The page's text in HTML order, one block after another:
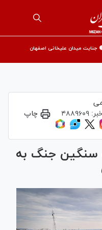
جنایت میدان علیخانی اصفهان
۴۸۸۹۶۰۹ چاپ
سنگین جنگ به